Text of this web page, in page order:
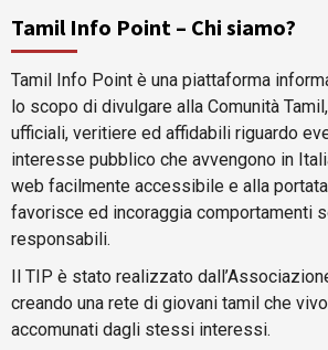
Tamil Info Point – Chi siamo?
Tamil Info Point è una piattaforma
lo scopo di divulgare alla Comunità
ufficiali, veritiere ed affidabili riguardo
interesse pubblico che avvengono in
web facilmente accessibile e alla
favorisce ed incoraggia comportamenti
responsabili.
Il TIP è stato realizzato
creando una rete di giovani tamil che
accomunati dagli stessi interessi.